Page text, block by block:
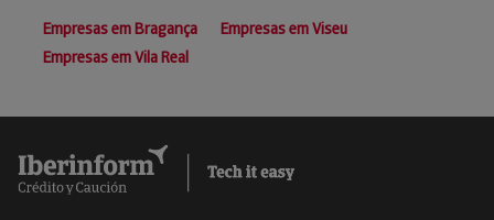
Empresas em Bragança
Empresas em Viseu
Empresas em Vila Real